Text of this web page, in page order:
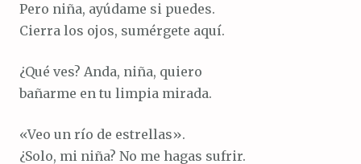
Pero niña, ayúdame si puedes.
Cierra los ojos, sumérgete aquí.
¿Qué ves? Anda, niña, quiero
bañarme en tu limpia mirada.
«Veo un río de estrellas».
¿Solo, mi niña? No me hagas sufrir.